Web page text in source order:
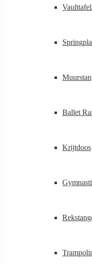
Ballet
Krijtdoos